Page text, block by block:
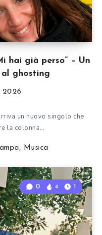
hai già perso” – Un
ghosting
2026
un nuovo singolo che
la colonna…
, Musica
0 4 1